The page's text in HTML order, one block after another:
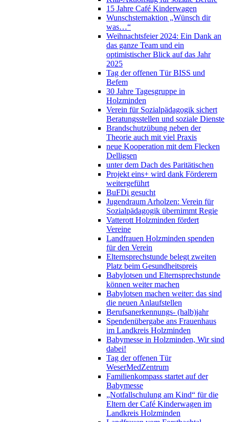
15 Jahre Café Kinderwagen
Wunschsternaktion „Wünsch dir
was…“
Weihnachtsfeier 2024: Ein Dank an
das ganze Team und ein
optimistischer Blick auf das Jahr
2025
Tag der offenen Tür BISS und
Befem
30 Jahre Tagesgruppe in
Holzminden
Verein für Sozialpädagogik sichert
Beratungsstellen und soziale Dienste
Brandschutzübung neben der
Theorie auch mit viel Praxis
neue Kooperation mit dem Flecken
Delligsen
unter dem Dach des Paritätischen
Projekt eins+ wird dank Förderern
weitergeführt
BuFDi gesucht
Jugendraum Arholzen: Verein für
Sozialpädagogik übernimmt Regie
Vatterott Holzminden fördert
Vereine
Landfrauen Holzminden spenden
für den Verein
Elternsprechstunde belegt zweiten
Platz beim Gesundheitspreis
Babylotsen und Elternsprechstunde
können weiter machen
Babylotsen machen weiter: das sind
die neuen Anlaufstellen
Berufsanerkennungs- (halb)jahr
Spendenübergabe ans Frauenhaus
im Landkreis Holzminden
Babymesse in Holzminden, Wir sind
dabei!
Tag der offenen Tür
WeserMedZentrum
Familienkompass startet auf der
Babymesse
„Notfallschulung am Kind“ für die
Eltern der Café Kinderwagen im
Landkreis Holzminden